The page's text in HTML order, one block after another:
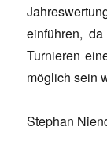
einführen,
Turnieren
möglich sein
Stephan